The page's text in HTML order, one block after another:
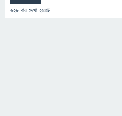
628 বার দেখা হয়েছে